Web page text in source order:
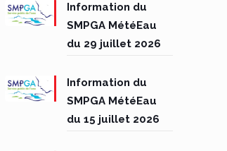
Information du
SMPGA MétéEau
du 29 juillet 2026
Information du
SMPGA MétéEau
du 15 juillet 2026